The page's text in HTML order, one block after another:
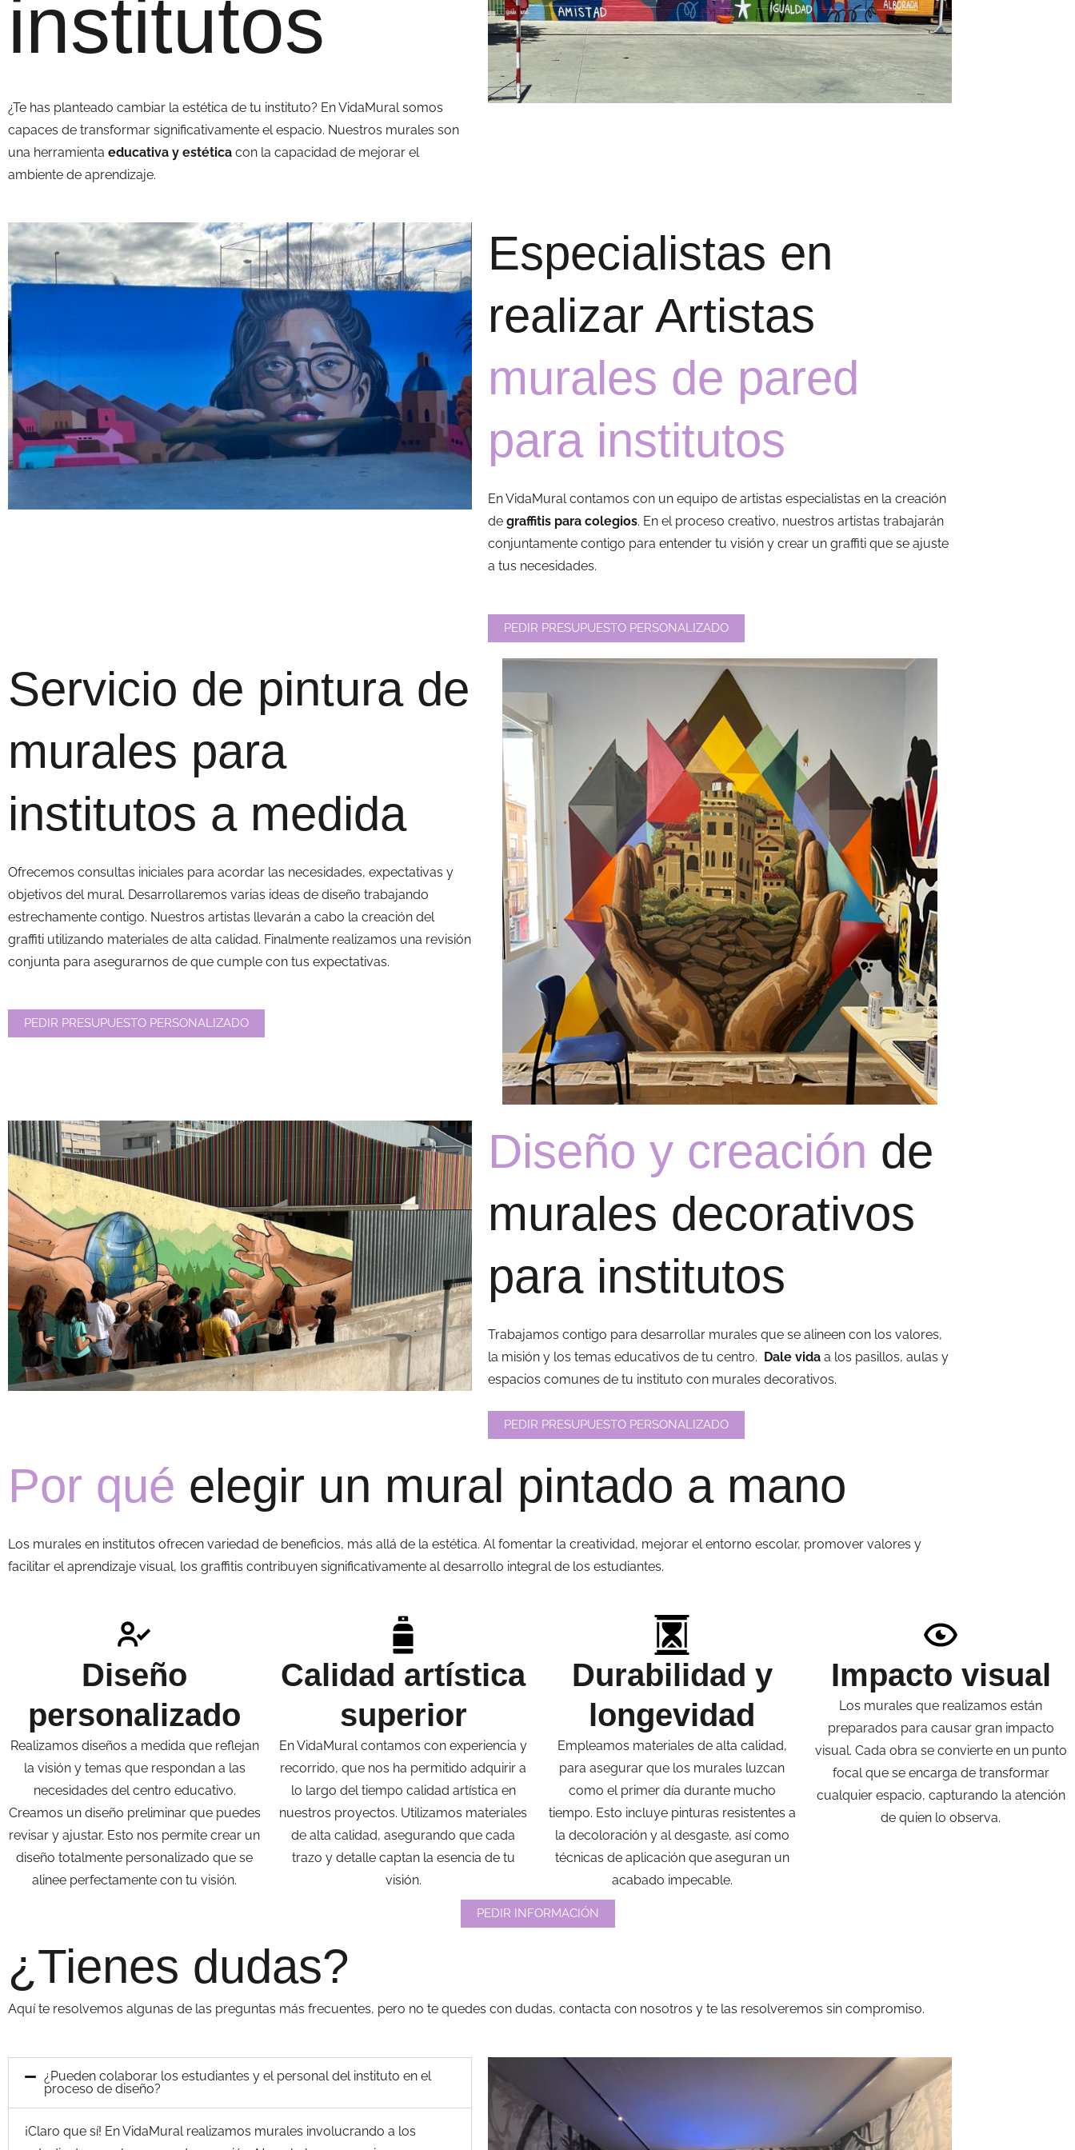
institutos
¿Te has planteado cambiar la estética de tu instituto? En VidaMural somos
capaces de transformar significativamente el espacio. Nuestros murales son
una herramienta educativa y estética con la capacidad de mejorar el
ambiente de aprendizaje.
Especialistas en
realizar Artistas
murales de pared
para institutos
En VidaMural contamos con un equipo de artistas especialistas en la creación
de graffitis para colegios. En el proceso creativo, nuestros artistas trabajarán
conjuntamente contigo para entender tu visión y crear un graffiti que se ajuste
a tus necesidades.
PEDIR PRESUPUESTO PERSONALIZADO
Servicio de pintura de
murales para
institutos a medida
Ofrecemos consultas iniciales para acordar las necesidades, expectativas y
objetivos del mural. Desarrollaremos varias ideas de diseño trabajando
estrechamente contigo. Nuestros artistas llevarán a cabo la creación del
graffiti utilizando materiales de alta calidad. Finalmente realizamos una revisión
conjunta para asegurarnos de que cumple con tus expectativas.
PEDIR PRESUPUESTO PERSONALIZADO
Diseño y creación de
murales decorativos
para institutos
Trabajamos contigo para desarrollar murales que se alineen con los valores,
la misión y los temas educativos de tu centro. Dale vida a los pasillos, aulas y
espacios comunes de tu instituto con murales decorativos.
PEDIR PRESUPUESTO PERSONALIZADO
Por qué elegir un mural pintado a mano
Los murales en institutos ofrecen variedad de beneficios, más allá de la estética. Al fomentar la creatividad, mejorar el entorno escolar, promover valores y
facilitar el aprendizaje visual, los graffitis contribuyen significativamente al desarrollo integral de los estudiantes.
Diseño
personalizado
Realizamos diseños a medida que reflejan
la visión y temas que respondan a las
necesidades del centro educativo.
Creamos un diseño preliminar que puedes
revisar y ajustar. Esto nos permite crear un
diseño totalmente personalizado que se
alinee perfectamente con tu visión.
Calidad artística
superior
En VidaMural contamos con experiencia y
recorrido, que nos ha permitido adquirir a
lo largo del tiempo calidad artística en
nuestros proyectos. Utilizamos materiales
de alta calidad, asegurando que cada
trazo y detalle captan la esencia de tu
visión.
Durabilidad y
longevidad
Empleamos materiales de alta calidad,
para asegurar que los murales luzcan
como el primer día durante mucho
tiempo. Esto incluye pinturas resistentes a
la decoloración y al desgaste, así como
técnicas de aplicación que aseguran un
acabado impecable.
Impacto visual
Los murales que realizamos están
preparados para causar gran impacto
visual. Cada obra se convierte en un punto
focal que se encarga de transformar
cualquier espacio, capturando la atención
de quien lo observa.
PEDIR INFORMACIÓN
¿Tienes dudas?
Aquí te resolvemos algunas de las preguntas más frecuentes, pero no te quedes con dudas, contacta con nosotros y te las resolveremos sin compromiso.
¿Pueden colaborar los estudiantes y el personal del instituto en el
proceso de diseño?
¡Claro que sí! En VidaMural realizamos murales involucrando a los